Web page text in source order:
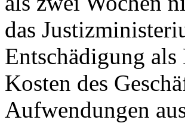
das
Entschädigung
Kosten des
Aufwendungen